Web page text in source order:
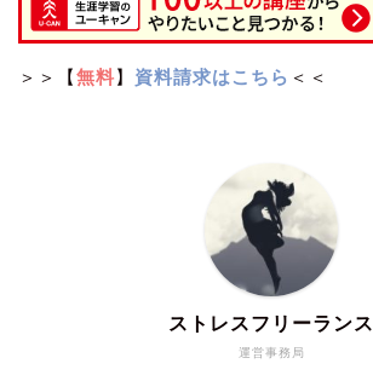
＞＞【無料】 資料請求はこちら ＜＜
運営事務局
ストレスフリーランス